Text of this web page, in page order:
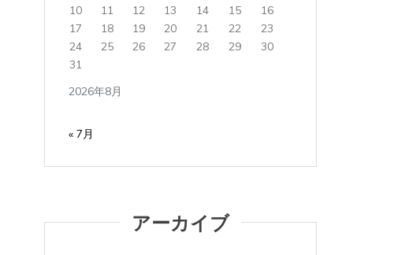
2026年8月
10
11 12 13 14 15
16
17
18 19 20 21 22
23
24
25 26 27 28 29
30
31
« 7月
アーカイブ